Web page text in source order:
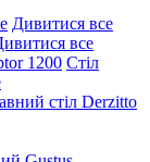
Дивитися все
все
1200 Стіл
стіл Derzitto